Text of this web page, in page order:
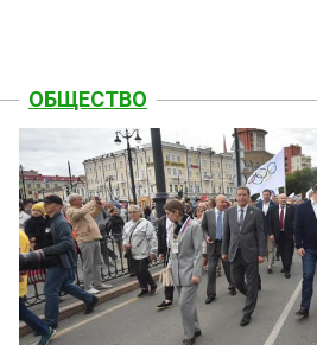
ОБЩЕСТВО